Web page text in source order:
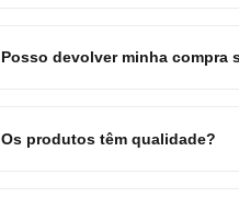
Posso devolver minha compra
Os produtos têm qualidade?